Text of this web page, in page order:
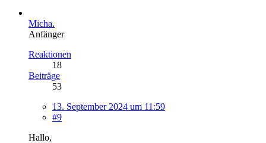
Micha.
Anfänger
Reaktionen
18
Beiträge
53
13. September 2024 um 11:59
#9
Hallo,